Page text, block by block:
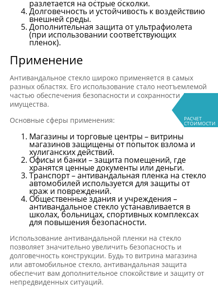
РАСЧЕТ
СТОИМОСТИ
разлетается на острые осколки.
Долговечность и устойчивость к воздействию
внешней среды.
Дополнительная защита от ультрафиолета
(при использовании соответствующих
пленок).
Применение
Антивандальное стекло широко применяется в самых
разных областях. Его использование стало неотъемлемой
частью обеспечения безопасности и сохранности
имущества.
Основные сферы применения:
Магазины и торговые центры – витрины
магазинов защищены от попыток взлома и
хулиганских действий.
Офисы и банки – защита помещений, где
хранятся ценные документы или деньги.
Транспорт – антивандальная пленка на стекло
автомобилей используется для защиты от
краж и повреждений.
Общественные здания и учреждения –
антивандальное стекло устанавливается в
школах, больницах, спортивных комплексах
для повышения безопасности.
Использование антивандальной пленки на стекло
позволяет значительно увеличить безопасность и
долговечность конструкции. Будь то витрина магазина
или автомобильное стекло, антивандальная защита
обеспечит вам дополнительное спокойствие и защиту от
непредвиденных ситуаций.